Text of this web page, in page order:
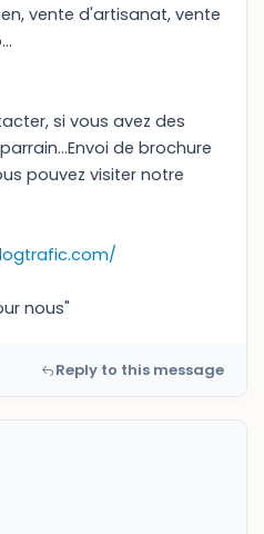
vente d'artisanat, vente
si vous avez des
de brochure
pouvez visiter notre
nous"
Reply to this message